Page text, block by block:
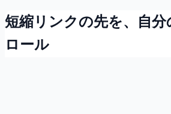
短縮リンクの先を、自分
ロール